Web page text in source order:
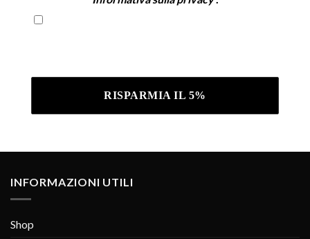
INFORMAZIONI UTILI
Shop